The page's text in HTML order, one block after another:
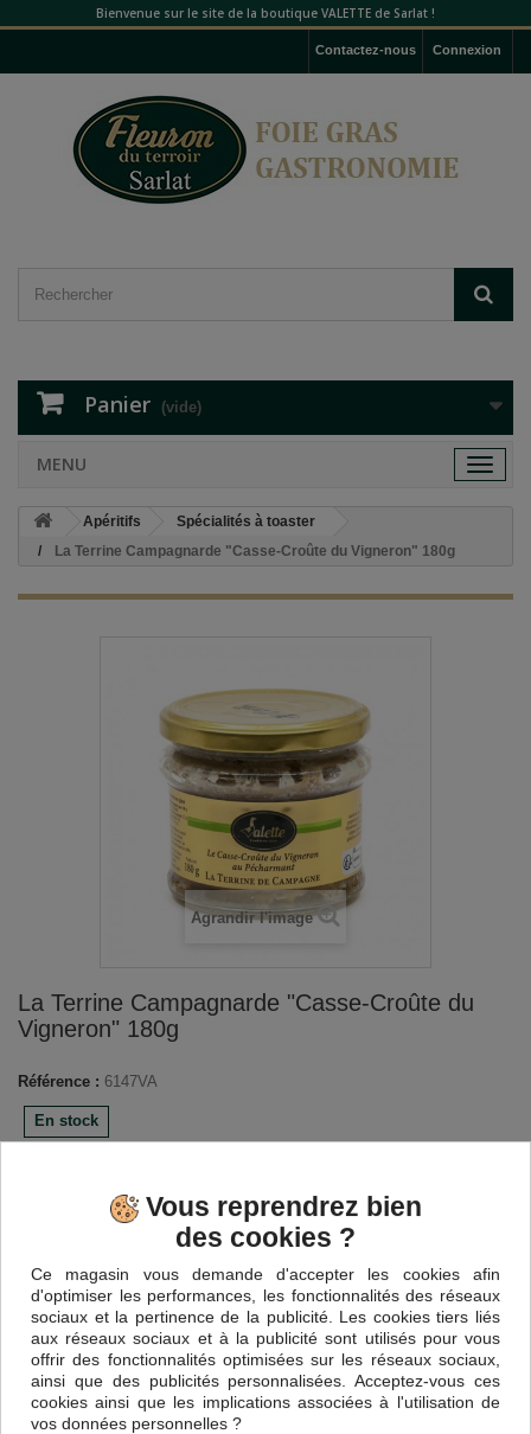
Bienvenue sur le site de la boutique VALETTE de Sarlat !
Connexion
Contactez-nous
Panier (vide)
Toggle
MENU
Apéritifs
Spécialités à toaster
La Terrine Campagnarde "Casse-Croûte du Vigneron" 180g
Agrandir l'image
La Terrine Campagnarde "Casse-Croûte du
Vigneron" 180g
Référence : 6147VA
En stock
5,40 €TTC
Quantité
Ajouter au panier
Vous reprendrez bien
des cookies ?
Ce magasin vous demande d'accepter les cookies afin
d'optimiser les performances, les fonctionnalités des réseaux
sociaux et la pertinence de la publicité. Les cookies tiers liés
aux réseaux sociaux et à la publicité sont utilisés pour vous
offrir des fonctionnalités optimisées sur les réseaux sociaux,
ainsi que des publicités personnalisées. Acceptez-vous ces
cookies ainsi que les implications associées à l'utilisation de
vos données personnelles ?